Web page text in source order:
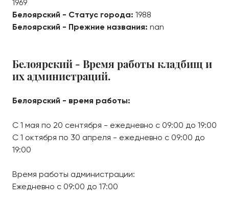
1969
Белоярский - Статус города: 1988
Белоярский - Прежние названия: nan
Белоярский - Время работы кладбищ и
их администраций.
Белоярский - время работы:
С 1 мая по 20 сентября - ежедневно с 09:00 до 19:00
С 1 октября по 30 апреля - ежедневно с 09:00 до
19:00
Время работы администрации:
Ежедневно с 09:00 до 17:00